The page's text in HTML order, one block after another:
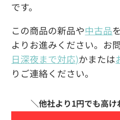
です。
この商品の新品や中古品
よりお進みください。お
日深夜まで対応)かまたは
りご連絡ください。